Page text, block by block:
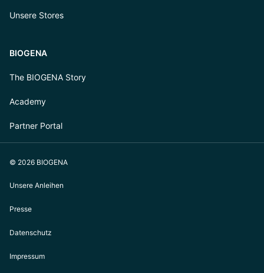
Unsere Stores
BIOGENA
The BIOGENA Story
Academy
Partner Portal
© 2026 BIOGENA
Unsere Anleihen
Presse
Datenschutz
Impressum